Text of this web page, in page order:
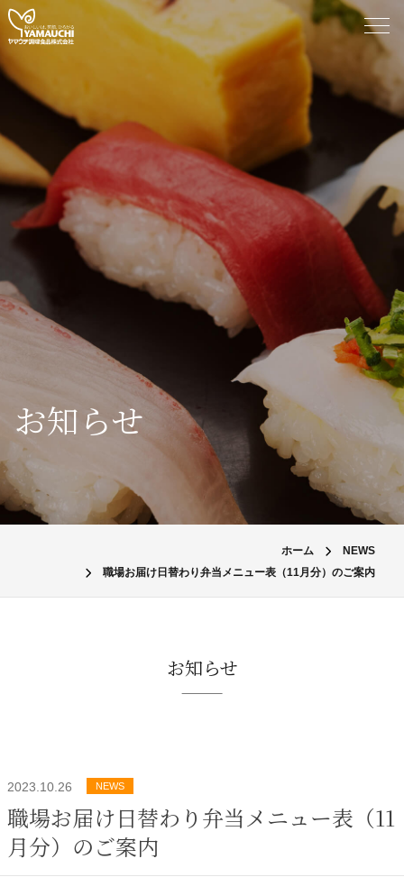
お知らせ
ホーム
NEWS
職場お届け日替わり弁当メニュー表（11月分）のご案内
お知らせ
2023.10.26 NEWS
職場お届け日替わり弁当メニュー表（11
月分）のご案内